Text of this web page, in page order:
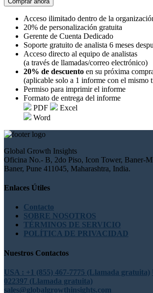
Acceso ilimitado dentro de la
20% de personalización gratuita
Gerente de Cuenta Dedicado
Soporte gratuito de analista 6 meses
Acceso directo al equipo de analistas
(a través de llamadas/correo electrónico)
20% de descuento en su próxima
(aplicable solo a 1 informe con el mismo
Permiso para imprimir el informe
Formato de entrega del informe
PDF
Excel
Word
Global Growth Insights
Oficina No.- B, 2do Piso, Icon Tower, Baner-
Baner, Pune 411045, Maharashtra, India.
Enlaces Útiles
Contacto
SOBRE NOSOTROS
TÉRMINOS DE SERVICIO
POLÍTICA DE PRIVACIDAD
Nuestros Contactos
USA : +1 (855) 467-7775 (Llamada gratuita)
022397 (Llamada gratuita)
sales@globalgrowthinsights.com